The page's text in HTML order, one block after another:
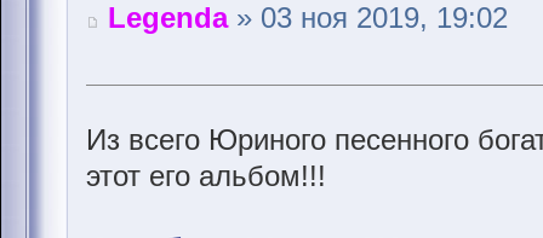
Legenda» 03 ноя 2019, 19:02
Из всего Юриного песенного
этот его альбом!!!